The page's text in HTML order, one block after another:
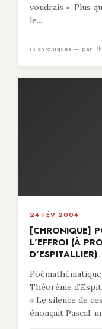
voudrais ». Plus
le...
in chroniques — par
24 FÉV 2004
[CHRONIQUE]
L’EFFROI (À
D’ESPITALLIER)
Théorème
« Le silence de
énonçait Pascal,